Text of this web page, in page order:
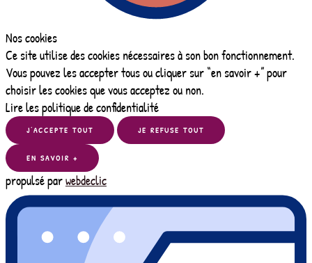
Nos cookies
Ce site utilise des cookies nécessaires à son bon fonctionnement.
Vous pouvez les accepter tous ou cliquer sur “en savoir +” pour
choisir les cookies que vous acceptez ou non.
Lire les politique de confidentialité
J’ACCEPTE TOUT JE REFUSE TOUT
EN SAVOIR +
propulsé parwebdeclic